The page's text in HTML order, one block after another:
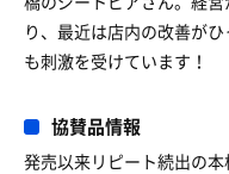
り、最近は店内の改善が
も刺激を受けています！
協賛品情報
発売以来リピート続出の